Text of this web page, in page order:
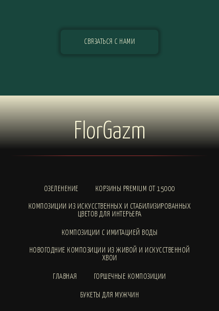
СВЯЗАТЬСЯ С НАМИ
FlorGazm
ОЗЕЛЕНЕНИЕ КОРЗИНЫ PREMIUM ОТ 15000
КОМПОЗИЦИИ ИЗ ИСКУССТВЕННЫХ И СТАБИЛИЗИРОВАННЫХ
ЦВЕТОВ ДЛЯ ИНТЕРЬЕРА
КОМПОЗИЦИИ С ИМИТАЦИЕЙ ВОДЫ
НОВОГОДНИЕ КОМПОЗИЦИИ ИЗ ЖИВОЙ И ИСКУССТВЕННОЙ
ХВОИ
ГЛАВНАЯ ГОРШЕЧНЫЕ КОМПОЗИЦИИ
БУКЕТЫ ДЛЯ МУЖЧИН